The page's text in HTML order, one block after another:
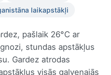
laikapstākļi
pašlaik 26°C ar
stundas apstākļus
Gardez atrodas
visās galvenajās